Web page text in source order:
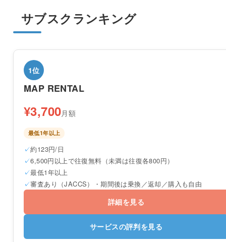
サブスクランキング
1位
MAP RENTAL
¥3,700月額
最低1年以上
約123円/日
6,500円以上で往復無料（未満は往復各800円）
最低1年以上
審査あり（JACCS）・期間後は乗換／返却／購入も自由
詳細を見る
サービスの評判を見る